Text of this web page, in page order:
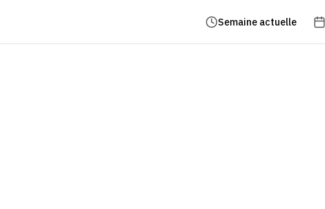
Semaine actuelle